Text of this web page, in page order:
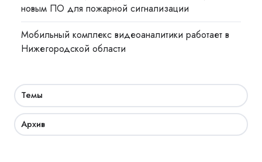
новым ПО для пожарной сигнализации
Мобильный комплекс видеоаналитики работает в
Нижегородской области
Темы
Архив